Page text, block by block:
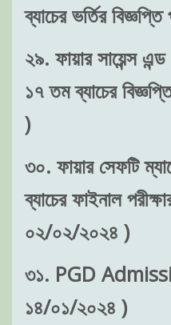
ব্যাচের ভর্তির
২৯. ফায়ার সায়েন্স
১৭ তম ব্যাচের
)
৩০. ফায়ার সেফটি
ব্যাচের ফাইনাল
০২/০২/২০২৪ )
৩১. PGD
১৪/০১/২০২৪ )